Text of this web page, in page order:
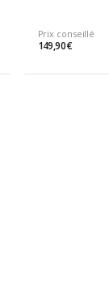
Prix conseillé
149,90 €